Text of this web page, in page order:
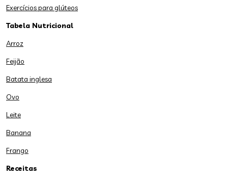
Exercícios para glúteos
Tabela Nutricional
Arroz
Feijão
Batata inglesa
Ovo
Leite
Banana
Frango
Receitas